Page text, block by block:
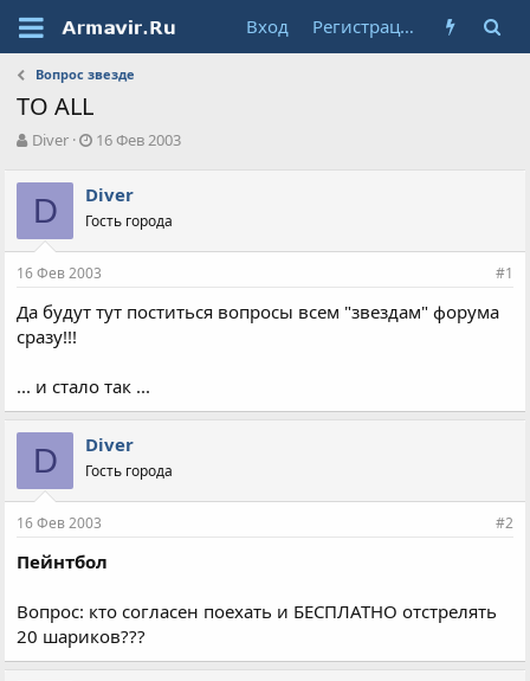
Вход Регистрация
Вопрос звезде
TO ALL
А
т
о
р
т
е
ы
Diver
Д
а
н
ч
л
16 Фев 2003
D Diver
Гость города
16 Фев 2003 #1
Да будут тут поститься вопросы всем "звездам" форума
сразу!!!
... и стало так ...
D Diver
Гость города
16 Фев 2003 #2
Пейнтбол
Вопрос: кто согласен поехать и БЕСПЛАТНО отстрелять
20 шариков???